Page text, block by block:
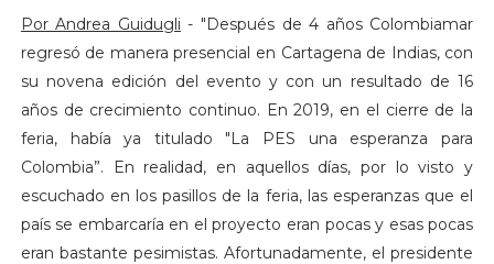
Por Andrea Guidugli - "Después de 4 años Colombiamar
regresó de manera presencial en Cartagena de Indias, con
su novena edición del evento y con un resultado de 16
años de crecimiento continuo. En 2019, en el cierre de la
feria, había ya titulado "La PES una esperanza para
Colombia”. En realidad, en aquellos días, por lo visto y
escuchado en los pasillos de la feria, las esperanzas que el
país se embarcaría en el proyecto eran pocas y esas pocas
eran bastante pesimistas. Afortunadamente, el presidente